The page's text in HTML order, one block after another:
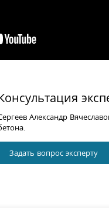
Александр
Задать вопрос эксперту